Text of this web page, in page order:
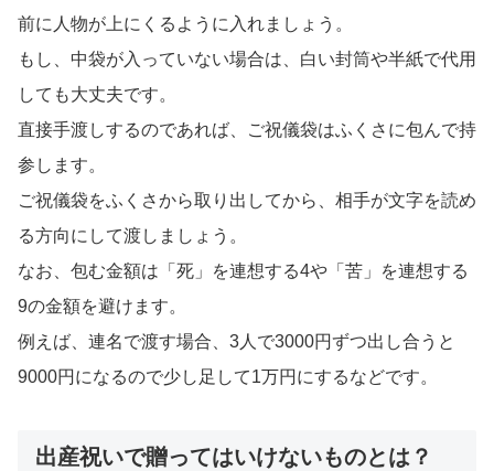
前に人物が上にくるように入れましょう。
もし、中袋が入っていない場合は、白い封筒や半紙で代用
しても大丈夫です。
直接手渡しするのであれば、ご祝儀袋はふくさに包んで持
参します。
ご祝儀袋をふくさから取り出してから、相手が文字を読め
る方向にして渡しましょう。
なお、包む金額は「死」を連想する4や「苦」を連想する
9の金額を避けます。
例えば、連名で渡す場合、3人で3000円ずつ出し合うと
9000円になるので少し足して1万円にするなどです。
出産祝いで贈ってはいけないものとは？